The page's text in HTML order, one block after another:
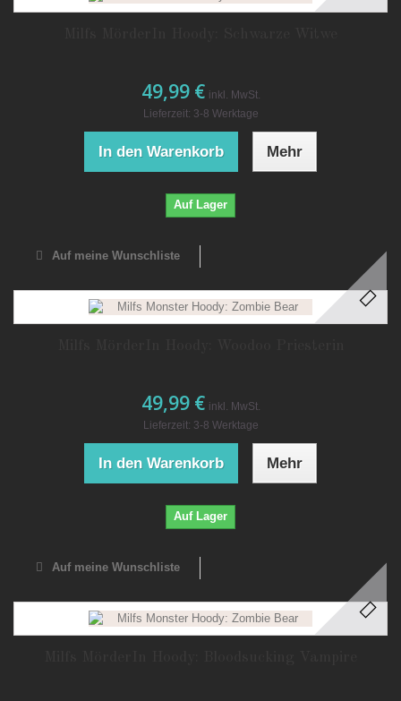
49,99 € inkl. MwSt.
Lieferzeit: 3-8 Werktage
In den Warenkorb Mehr
Auf Lager
Auf meine Wunschliste
49,99 € inkl. MwSt.
Lieferzeit: 3-8 Werktage
In den Warenkorb Mehr
Auf Lager
Auf meine Wunschliste